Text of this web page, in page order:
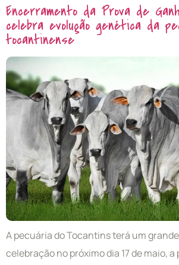
Encerramento da Prova de
celebra evolução genética da
tocantinense
A pecuária do Tocantins terá um
celebração no próximo dia 17 de maio,